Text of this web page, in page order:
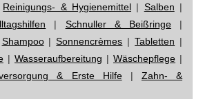
Reinigungs- & Hygienemittel | Salben |
| Schnuller & Beißringe|
Shampoo|Sonnencrèmes |Tabletten |
| Wasseraufbereitung | Wäschepflege |
& Erste Hilfe| Zahn- &